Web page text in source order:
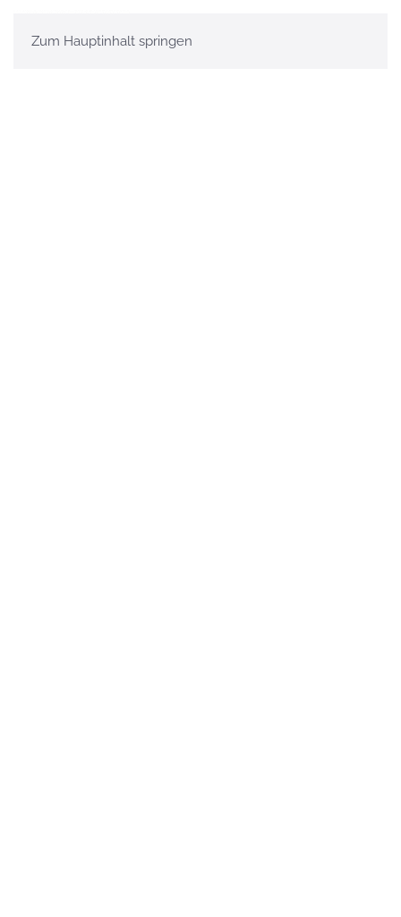
Zum Hauptinhalt springen